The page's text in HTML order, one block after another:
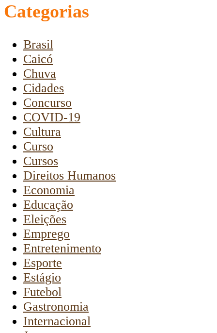
Categorias
Brasil
Caicó
Chuva
Cidades
Concurso
COVID-19
Cultura
Curso
Cursos
Direitos Humanos
Economia
Educação
Eleições
Emprego
Entretenimento
Esporte
Estágio
Futebol
Gastronomia
Internacional